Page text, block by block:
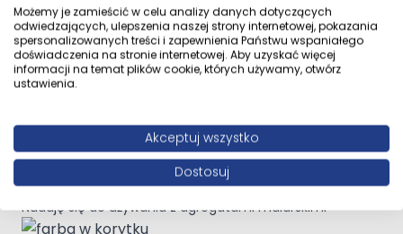
Do wewnątrz i na zewnątrz
Odporna na promieniowanie UV oraz warunki
atmosferyczne
Odporna na benzynę, olej napędowy, rozpuszczalniki,
kwas akumulatorowy, olej silnikowy, płyn hamulcowy,
Uniwersalne zastosowanie
Bardzo dobre krycie
Nie powoduje korozji metali
Nie zawiera rozpuszczalników
Nadaję się do używania z agregatami malarskimi
Możemy je zamieścić w celu analizy danych dotyczących
odwiedzających, ulepszenia naszej strony internetowej, pokazania
spersonalizowanych treści i zapewnienia Państwu wspaniałego
doświadczenia na stronie internetowej. Aby uzyskać więcej
informacji na temat plików cookie, których używamy, otwórz
ustawienia.
Akceptuj wszystko
Dostosuj